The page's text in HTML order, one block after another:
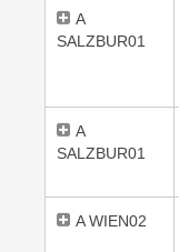
A
SALZBUR01
A
SALZBUR01
A WIEN02